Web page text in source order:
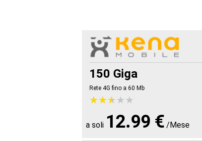
150 Giga
Rete 4G fino a 60 Mb
★★★★★
★★★★★
a soli 12.99 € /Mese